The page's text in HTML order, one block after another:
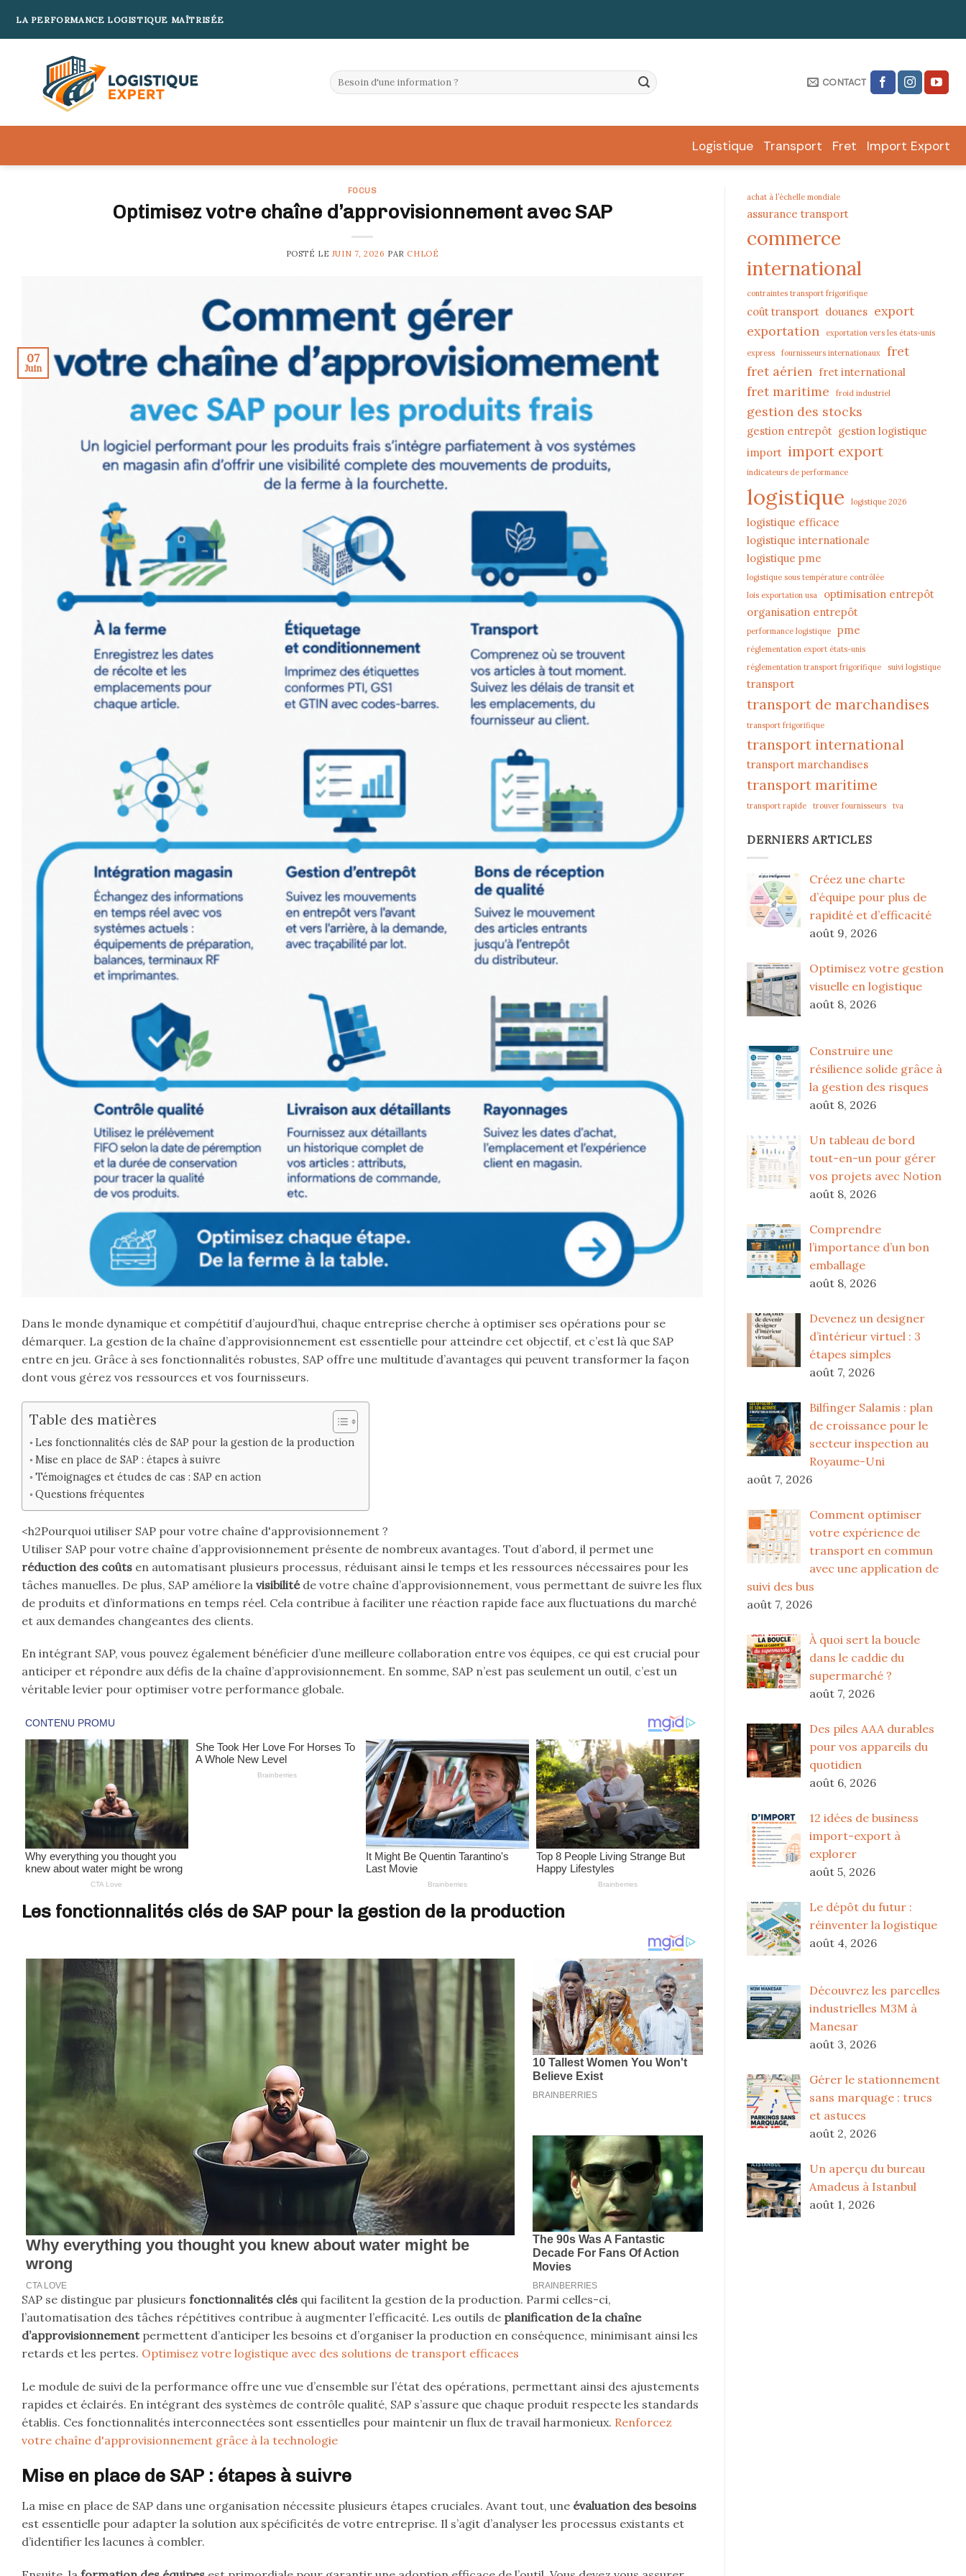
LA PERFORMANCE LOGISTIQUE MAÎTRISÉE
CONTACT
Logistique Transport Fret Import Export
FOCUS
Optimisez votre chaîne d’approvisionnement avec SAP
POSTÉ LE JUIN 7, 2026 PARCHLOÉ
07
Juin
Dans le monde dynamique et compétitif d’aujourd’hui, chaque entreprise cherche à optimiser ses opérations pour se
démarquer. La gestion de la chaîne d’approvisionnement est essentielle pour atteindre cet objectif, et c’est là que SAP
entre en jeu. Grâce à ses fonctionnalités robustes, SAP offre une multitude d’avantages qui peuvent transformer la façon
dont vous gérez vos ressources et vos fournisseurs.
Table des matières
Les fonctionnalités clés de SAP pour la gestion de la production
Mise en place de SAP : étapes à suivre
Témoignages et études de cas : SAP en action
Questions fréquentes
<h2Pourquoi utiliser SAP pour votre chaîne d'approvisionnement ?
Utiliser SAP pour votre chaîne d’approvisionnement présente de nombreux avantages. Tout d’abord, il permet une
réduction des coûts en automatisant plusieurs processus, réduisant ainsi le temps et les ressources nécessaires pour les
tâches manuelles. De plus, SAP améliore la visibilitéde votre chaîne d’approvisionnement, vous permettant de suivre les flux
de produits et d’informations en temps réel. Cela contribue à faciliter une réaction rapide face aux fluctuations du marché
et aux demandes changeantes des clients.
En intégrant SAP, vous pouvez également bénéficier d’une meilleure collaboration entre vos équipes, ce qui est crucial pour
anticiper et répondre aux défis de la chaîne d’approvisionnement. En somme, SAP n’est pas seulement un outil, c’est un
véritable levier pour optimiser votre performance globale.
Les fonctionnalités clés de SAP pour la gestion de la production
SAP se distingue par plusieurs fonctionnalités clés qui facilitent la gestion de la production. Parmi celles-ci,
l’automatisation des tâches répétitives contribue à augmenter l’efficacité. Les outils de planification de la chaîne
d’approvisionnementpermettent d’anticiper les besoins et d’organiser la production en conséquence, minimisant ainsi les
retards et les pertes. Optimisez votre logistique avec des solutions de transport efficaces
Le module de suivi de la performance offre une vue d’ensemble sur l’état des opérations, permettant ainsi des ajustements
rapides et éclairés. En intégrant des systèmes de contrôle qualité, SAP s’assure que chaque produit respecte les standards
établis. Ces fonctionnalités interconnectées sont essentielles pour maintenir un flux de travail harmonieux. Renforcez
votre chaîne d'approvisionnement grâce à la technologie
Mise en place de SAP : étapes à suivre
La mise en place de SAP dans une organisation nécessite plusieurs étapes cruciales. Avant tout, une évaluation des besoins
est essentielle pour adapter la solution aux spécificités de votre entreprise. Il s’agit d’analyser les processus existants et
d’identifier les lacunes à combler.
achat à l’échelle mondiale
assurance transport
commerce
international
contraintes transport frigorifique
coût transport douanes export
exportation
exportation vers les états-unis
express
fournisseurs internationaux
fret
fret aérien fret international
fret maritime froid industriel
gestion des stocks
gestion entrepôt gestion logistique
import import export
indicateurs de performance
logistique logistique 2026
logistique efficace
logistique internationale
logistique pme
logistique sous température contrôlée
lois exportation usa
optimisation entrepôt
organisation entrepôt
performance logistique pme
réglementation export états-unis
réglementation transport frigorifique
suivi logistique
transport
transport de marchandises
transport frigorifique
transport international
transport marchandises
transport maritime
transport rapide trouver fournisseurs tva
DERNIERS ARTICLES
Créez une charte
d’équipe pour plus de
rapidité et d’efficacité
août 9, 2026
Optimisez votre gestion
visuelle en logistique
août 8, 2026
Construire une
résilience solide grâce à
la gestion des risques
août 8, 2026
Un tableau de bord
tout-en-un pour gérer
vos projets avec Notion
août 8, 2026
Comprendre
l’importance d’un bon
emballage
août 8, 2026
Devenez un designer
d’intérieur virtuel : 3
étapes simples
août 7, 2026
Bilfinger Salamis : plan
de croissance pour le
secteur inspection au
Royaume-Uni
août 7, 2026
Comment optimiser
votre expérience de
transport en commun
avec une application de
suivi des bus
août 7, 2026
À quoi sert la boucle
dans le caddie du
supermarché ?
août 7, 2026
Des piles AAA durables
pour vos appareils du
quotidien
août 6, 2026
12 idées de business
import-export à
explorer
août 5, 2026
Le dépôt du futur :
réinventer la logistique
août 4, 2026
Découvrez les parcelles
industrielles M3M à
Manesar
août 3, 2026
Gérer le stationnement
sans marquage : trucs
et astuces
août 2, 2026
Un aperçu du bureau
Amadeus à Istanbul
août 1, 2026